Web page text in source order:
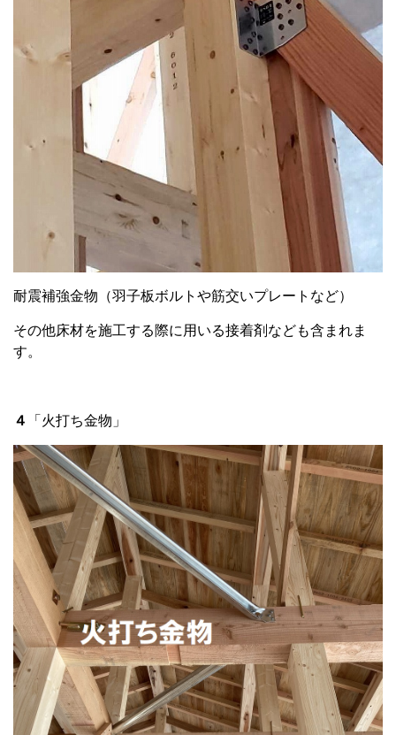
耐震補強金物（羽子板ボルトや筋交いプレートなど）
その他床材を施工する際に用いる接着剤なども含まれま
す。
４ 「火打ち金物」